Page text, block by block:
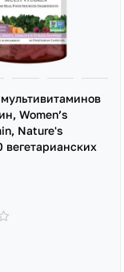
Women’s
Nature's
вегетарианских